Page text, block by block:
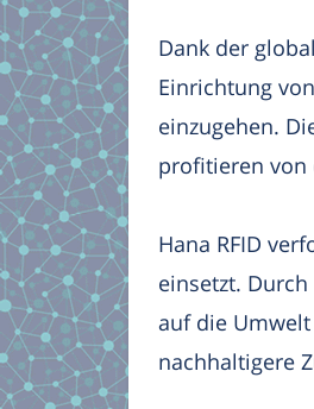
Dank der
Einrichtung
einzugehen.
profitieren von
Hana RFID
einsetzt.
auf die
nachhaltigere